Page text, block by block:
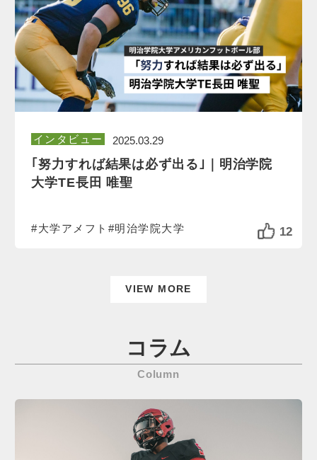
インタビュー 2025.03.29
｢努力すれば結果は必ず出る｣｜明治学院
大学TE長田 唯聖
#大学アメフト #明治学院大学 12
VIEW MORE
コラム
Column